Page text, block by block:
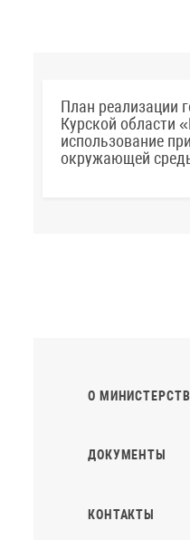
План реализации
Курской области
использование
окружающей
О
ДОКУМЕНТЫ
КОНТАКТЫ